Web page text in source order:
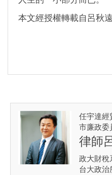
本文經授權轉載自呂秋
任宇達經
市廉政委
律師
政大財稅
台大政治